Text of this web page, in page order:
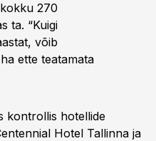
270
ta. “Kuigi
võib
ette teatamata
kontrollis hotellide
Hotel Tallinna ja